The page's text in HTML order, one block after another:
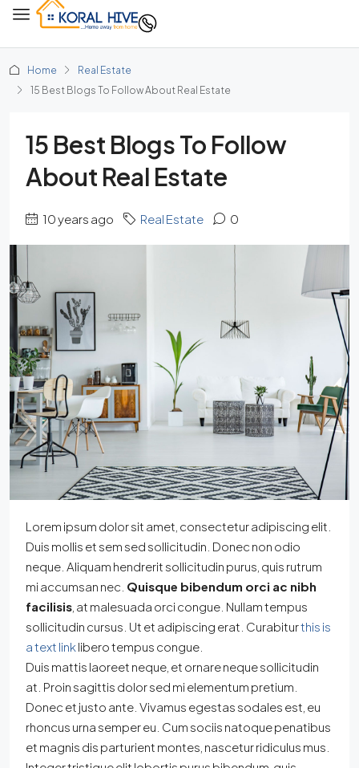
Home
Real Estate
15 Best Blogs To Follow About Real Estate
15 Best Blogs To Follow
About Real Estate
10 years ago Real Estate 0
Lorem ipsum dolor sit amet, consectetur adipiscing elit.
Duis mollis et sem sed sollicitudin. Donec non odio
neque. Aliquam hendrerit sollicitudin purus, quis rutrum
mi accumsan nec. Quisque bibendum orci ac nibh
facilisis , at malesuada orci congue. Nullam tempus
sollicitudin cursus. Ut et adipiscing erat. Curabiturthis is
a text link libero tempus congue.
Duis mattis laoreet neque, et ornare neque sollicitudin
at. Proin sagittis dolor sed mi elementum pretium.
Donec et justo ante. Vivamus egestas sodales est, eu
rhoncus urna semper eu. Cum sociis natoque penatibus
et magnis dis parturient montes, nascetur ridiculus mus.